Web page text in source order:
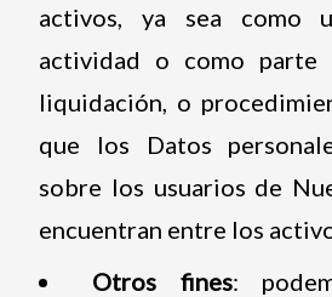
activos, ya sea como
actividad o como parte
liquidación, o
que los Datos
sobre los usuarios de
encuentran entre los
Otros fines: